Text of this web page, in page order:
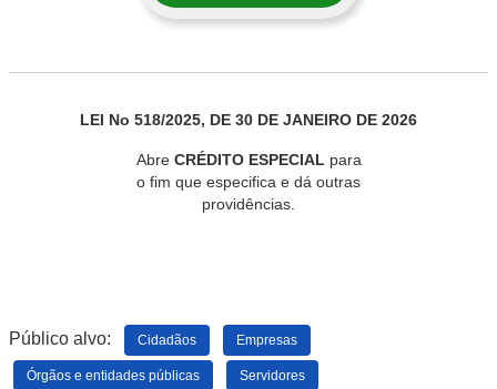
LEI No 518/2025, DE 30 DE JANEIRO DE 2026
Abre CRÉDITO ESPECIAL para
o fim que especifica e dá outras
providências.
Público alvo: Cidadãos Empresas
Órgãos e entidades públicas Servidores